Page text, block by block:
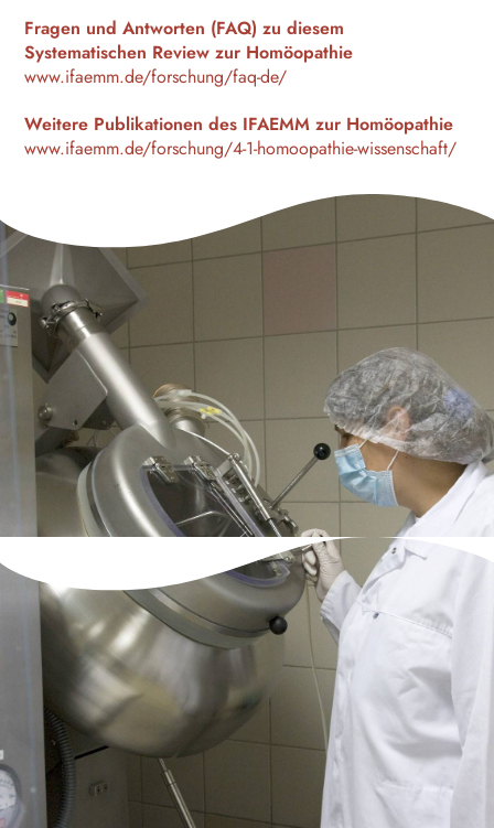
Fragen und Antworten (FAQ) zu diesem
Systematischen Review zur Homöopathie
www.ifaemm.de/forschung/faq-de/
Weitere Publikationen des IFAEMM zur Homöopathie
www.ifaemm.de/forschung/4-1-homoopathie-wissenschaft/